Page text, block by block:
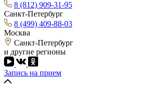
8 (812) 909-31-95
Санкт-Петербург
8 (499) 409-88-03
Москва
Санкт-Петербург
и другие регионы
Запись на прием